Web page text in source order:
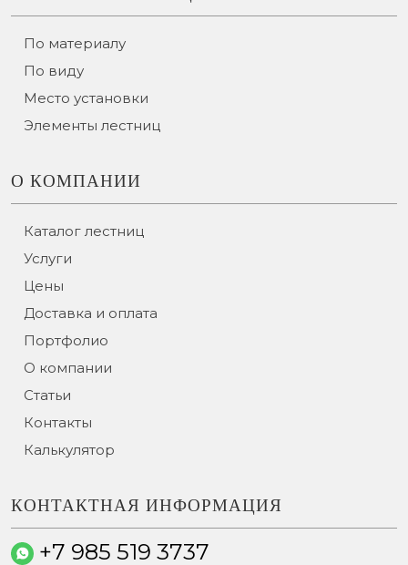
По материалу
По виду
Место установки
Элементы лестниц
О КОМПАНИИ
Каталог лестниц
Услуги
Цены
Доставка и оплата
Портфолио
О компании
Статьи
Контакты
Калькулятор
КОНТАКТНАЯ ИНФОРМАЦИЯ
+7 985 519 3737